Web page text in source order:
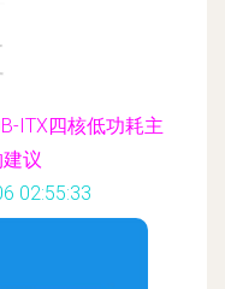
ITX四核低功耗主
议
02:55:33